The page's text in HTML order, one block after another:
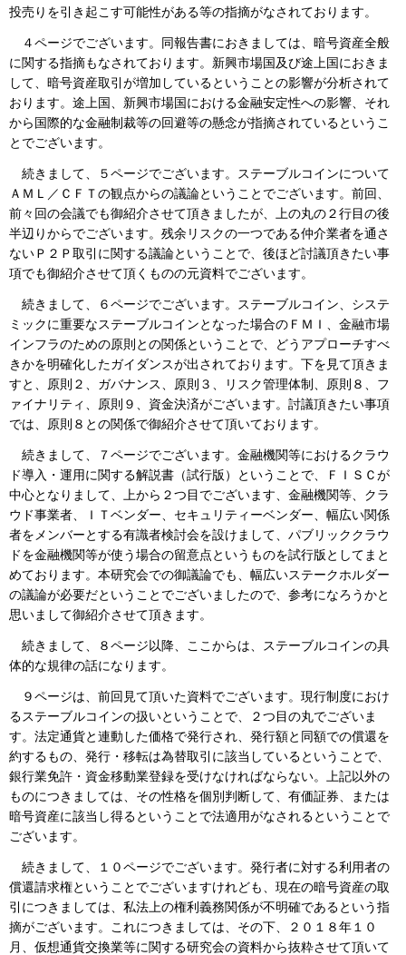
投売りを引き起こす可能性がある等の指摘がなされております。
４ページでございます。同報告書におきましては、暗号資産全般
に関する指摘もなされております。新興市場国及び途上国におきま
して、暗号資産取引が増加しているということの影響が分析されて
おります。途上国、新興市場国における金融安定性への影響、それ
から国際的な金融制裁等の回避等の懸念が指摘されているというこ
とでございます。
続きまして、５ページでございます。ステーブルコインについて
ＡＭＬ／ＣＦＴの観点からの議論ということでございます。前回、
前々回の会議でも御紹介させて頂きましたが、上の丸の２行目の後
半辺りからでございます。残余リスクの一つである仲介業者を通さ
ないＰ２Ｐ取引に関する議論ということで、後ほど討議頂きたい事
項でも御紹介させて頂くものの元資料でございます。
続きまして、６ページでございます。ステーブルコイン、システ
ミックに重要なステーブルコインとなった場合のＦＭＩ、金融市場
インフラのための原則との関係ということで、どうアプローチすべ
きかを明確化したガイダンスが出されております。下を見て頂きま
すと、原則２、ガバナンス、原則３、リスク管理体制、原則８、フ
ァイナリティ、原則９、資金決済がございます。討議頂きたい事項
では、原則８との関係で御紹介させて頂いております。
続きまして、７ページでございます。金融機関等におけるクラウ
ド導入・運用に関する解説書（試行版）ということで、ＦＩＳＣが
中心となりまして、上から２つ目でございます、金融機関等、クラ
ウド事業者、ＩＴベンダー、セキュリティーベンダー、幅広い関係
者をメンバーとする有識者検討会を設けまして、パブリッククラウ
ドを金融機関等が使う場合の留意点というものを試行版としてまと
めております。本研究会での御議論でも、幅広いステークホルダー
の議論が必要だということでございましたので、参考になろうかと
思いまして御紹介させて頂きます。
続きまして、８ページ以降、ここからは、ステーブルコインの具
体的な規律の話になります。
９ページは、前回見て頂いた資料でございます。現行制度におけ
るステーブルコインの扱いということで、２つ目の丸でございま
す。法定通貨と連動した価格で発行され、発行額と同額での償還を
約するもの、発行・移転は為替取引に該当しているということで、
銀行業免許・資金移動業登録を受けなければならない。上記以外の
ものにつきましては、その性格を個別判断して、有価証券、または
暗号資産に該当し得るということで法適用がなされるということで
ございます。
続きまして、１０ページでございます。発行者に対する利用者の
償還請求権ということでございますけれども、現在の暗号資産の取
引につきましては、私法上の権利義務関係が不明確であるという指
摘がございます。これにつきましては、その下、２０１８年１０
月、仮想通貨交換業等に関する研究会の資料から抜粋させて頂いて